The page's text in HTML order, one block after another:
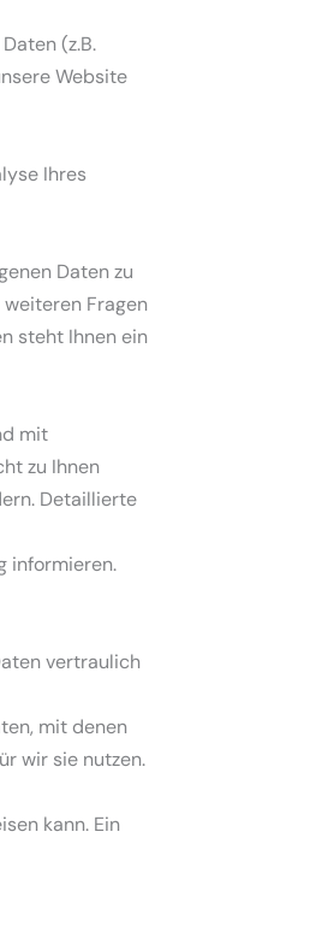
(z.B.
Website
Ihres
Daten zu
Fragen
steht Ihnen ein
mit
zu Ihnen
Detaillierte
informieren.
vertraulich
mit denen
wir sie nutzen.
kann. Ein